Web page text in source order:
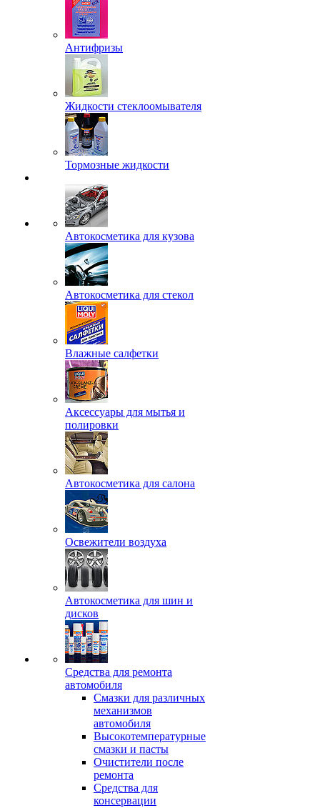
Антифризы
Жидкости стеклоомывателя
Тормозные жидкости
Автокосметика для кузова
Автокосметика для стекол
Влажные салфетки
Аксессуары для мытья и
полировки
Автокосметика для салона
Освежители воздуха
Автокосметика для шин и
дисков
Средства для ремонта
автомобиля
Смазки для различных
механизмов
автомобиля
Высокотемпературные
смазки и пасты
Очистители после
ремонта
Средства для
консервации